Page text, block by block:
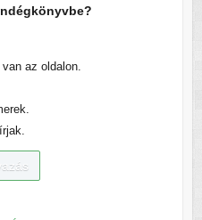
az oldalon.